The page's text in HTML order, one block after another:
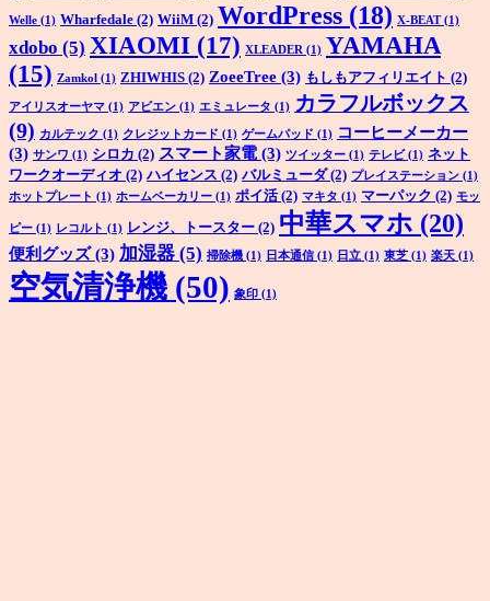
Welle (1) Wharfedale (2) WiiM (2) WordPress (18) X-BEAT(1)
xdobo (5) XIAOMI (17) XLEADER (1) YAMAHA
(15) Zamkol (1) ZHIWHIS (2) ZoeeTree (3) もしもアフィリエイト (2)
アイリスオーヤマ (1) アビエン (1) エミュレータ (1) カラフルボックス
(9) カルテック (1) クレジットカード (1) ゲームパッド (1) コーヒーメーカー
(3) サンワ (1) シロカ (2) スマート家電 (3) ツイッター (1) テレビ(1) ネット
ワークオーディオ (2) ハイセンス (2) バルミューダ(2) プレイステーション (1)
ホットプレート (1) ホームベーカリー (1) ポイ活(2) マキタ (1) マーパック (2) モッ
ピー (1) レコルト (1) レンジ、トースター (2) 中華スマホ (20)
便利グッズ(3) 加湿器 (5) 掃除機 (1) 日本通信 (1) 日立 (1) 東芝 (1) 楽天 (1)
空気清浄機 (50) 象印 (1)